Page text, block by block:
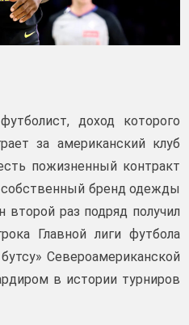
доход которого
за американский клуб
пожизненный контракт
бренд одежды
второй раз подряд получил
Главной лиги футбола
Североамериканской
в истории турниров